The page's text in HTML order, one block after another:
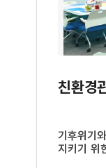
친환경
기후위기
지키기 위